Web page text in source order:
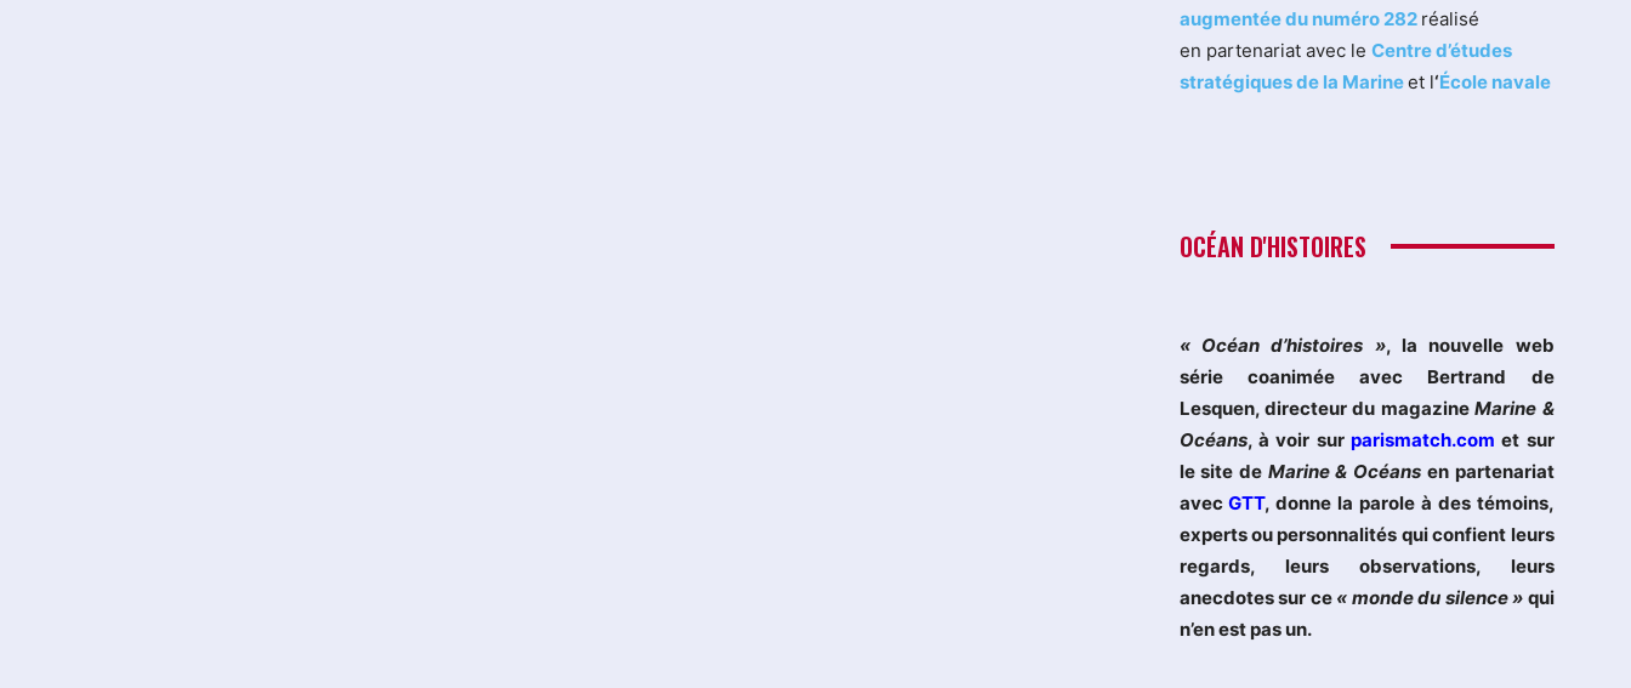
augmentée du numéro 282 réalisé
en partenariat avec le Centre d’études
stratégiques de la Marineet l‘École navale
OCÉAN D'HISTOIRES
« Océan d’histoires », la nouvelle web
série coanimée avec Bertrand de
Lesquen, directeur du magazineMarine &
Océans, à voir sur parismatch.com et sur
le site de Marine & Océans en partenariat
avecGTT, donne la parole à des témoins,
experts ou personnalités qui confient leurs
regards, leurs observations, leurs
anecdotes sur ce « monde du silence » qui
n’en est pas un.